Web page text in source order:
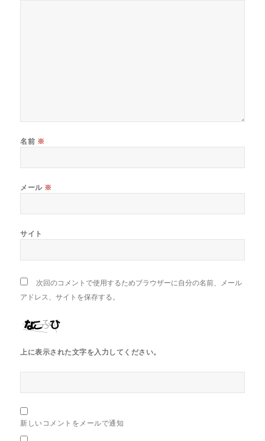
名前 ※
メール ※
サイト
次回のコメントで使用するためブラウザーに自分の名前、メール
アドレス、サイトを保存する。
上に表示された文字を入力してください。
新しいコメントをメールで通知